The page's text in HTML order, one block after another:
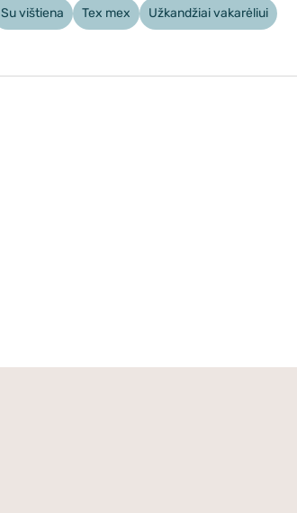
Su vištiena Tex mex Užkandžiai vakarėliui